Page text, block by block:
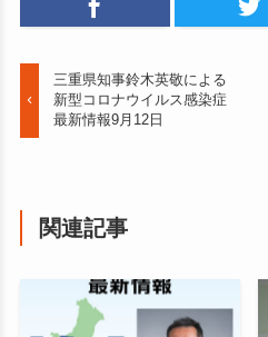
三重県知事鈴木英敬による
新型コロナウイルス感染症
最新情報9月12日
関連記事